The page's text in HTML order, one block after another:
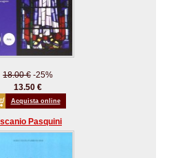
18.00 € -25%
13.50 €
Acquista online
Pasquini